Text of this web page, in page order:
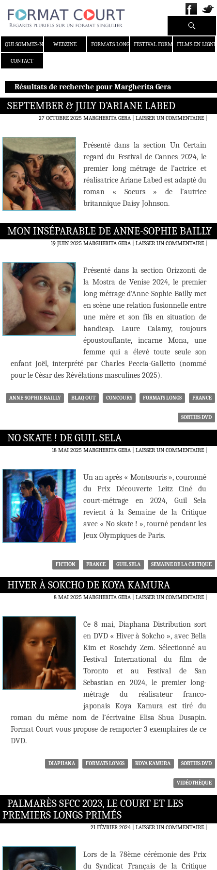
QUI SOMMES-NOUS ?WEBZINE FORMATS LONGS FESTIVAL FORMAT COURT
FILMS EN LIGNE
CONTACT
Recherche
Résultats de recherche pour Margherita Gera
SEPTEMBER & JULY D’ARIANE LABED
27 OCTOBRE 2025 MARGHERITA GERA LAISSER UN COMMENTAIRE|
Présenté dans la section Un Certain
regard du Festival de Cannes 2024, le
premier long métrage de l’actrice et
réalisatrice Ariane Labed est adapté du
roman « Soeurs » de l’autrice
britannique Daisy Johnson.
MON INSÉPARABLE DE ANNE-SOPHIE BAILLY
19 JUIN 2025 MARGHERITA GERA LAISSER UN COMMENTAIRE|
Présenté dans la section Orizzonti de
la Mostra de Venise 2024, le premier
long-métrage d’Anne-Sophie Bailly met
en scène une relation fusionnelle entre
une mère et son fils en situation de
handicap. Laure Calamy, toujours
époustouflante, incarne Mona, une
femme qui a élevé toute seule son
enfant Joël, interprété par Charles Peccia-Galletto (nommé
pour le César des Révélations masculines 2025).
ANNE-SOPHIE BAILLY BLAQ OUT CONCOURS FORMATS LONGS FRANCE
SORTIES DVD
NO SKATE ! DE GUIL SELA
18 MAI 2025 MARGHERITA GERA LAISSER UN COMMENTAIRE|
Un an après « Montsouris », couronné
du Prix Découverte Leitz Ciné du
court-métrage en 2024, Guil Sela
revient à la Semaine de la Critique
avec « No skate ! », tourné pendant les
Jeux Olympiques de Paris.
FICTION FRANCE GUIL SELA SEMAINE DE LA CRITIQUE
HIVER À SOKCHO DE KOYA KAMURA
8 MAI 2025 MARGHERITA GERA LAISSER UN COMMENTAIRE|
Ce 8 mai, Diaphana Distribution sort
en DVD « Hiver à Sokcho », avec Bella
Kim et Roschdy Zem. Sélectionné au
Festival International du film de
Toronto et au Festival de San
Sebastian en 2024, le premier long-
métrage du réalisateur franco-
japonais Koya Kamura est tiré du
roman du même nom de l’écrivaine Elisa Shua Dusapin.
Format Court vous propose de remporter 3 exemplaires de ce
DVD.
DIAPHANA FORMATS LONGS KOYA KAMURA SORTIES DVD
VIDÉOTHÈQUE
PALMARÈS SFCC 2023, LE COURT ET LES
PREMIERS LONGS PRIMÉS
21 FÉVRIER 2024 LAISSER UN COMMENTAIRE|
Lors de la 78ème cérémonie des Prix
du Syndicat Français de la Critique